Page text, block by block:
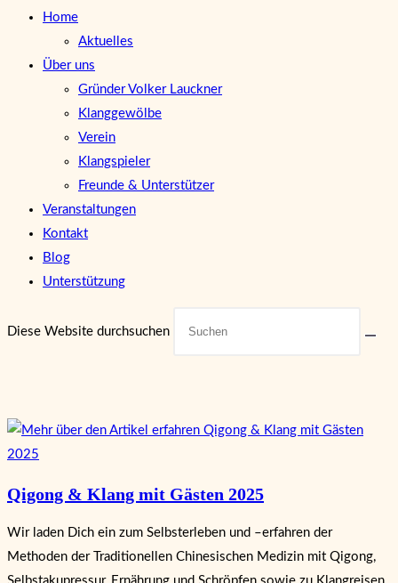
Home
Aktuelles
Über uns
Gründer Volker Lauckner
Klanggewölbe
Verein
Klangspieler
Freunde & Unterstützer
Veranstaltungen
Kontakt
Blog
Unterstützung
Diese Website durchsuchen
Qigong & Klang mit Gästen 2025
Wir laden Dich ein zum Selbsterleben und –erfahren der
Methoden der Traditionellen Chinesischen Medizin mit Qigong,